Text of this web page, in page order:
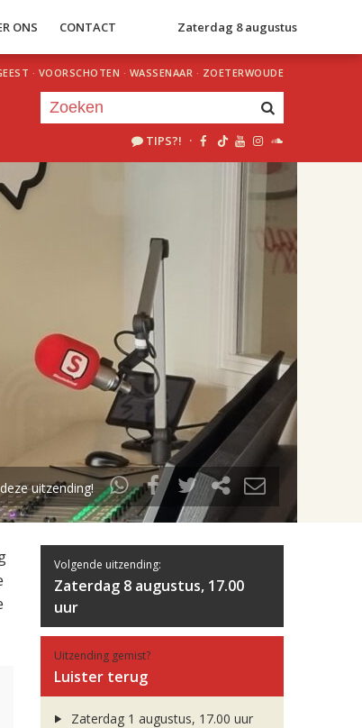
ONS CONTACT Zaterdag 8 augustus
· VOORSCHOTEN · WASSENAAR · ZOETERWOUDE
TIPS?! ·
uur 1 van 2
Volgend uur
uitzending!
Volgende uitzending:
Zaterdag 8 augustus, 17.00
uur
Uitzending gemist?
Luister terug
Zaterdag 1 augustus, 17.00 uur